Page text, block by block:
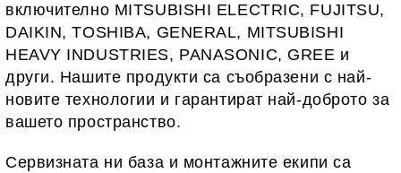
включително MITSUBISHI ELECTRIC, FUJITSU,
DAIKIN, TOSHIBA, GENERAL, MITSUBISHI
HEAVY INDUSTRIES, PANASONIC, GREE и
други. Нашите продукти са съобразени с най-
новите технологии и гарантират най-доброто за
вашето пространство.
Сервизната ни база и монтажните екипи са